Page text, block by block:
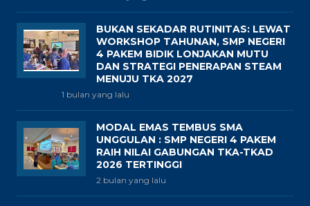
BUKAN SEKADAR RUTINITAS: LEWAT
WORKSHOP TAHUNAN, SMP NEGERI
4 PAKEM BIDIK LONJAKAN MUTU
DAN STRATEGI PENERAPAN STEAM
MENUJU TKA 2027
1 bulan yang lalu
MODAL EMAS TEMBUS SMA
UNGGULAN : SMP NEGERI 4 PAKEM
RAIH NILAI GABUNGAN TKA-TKAD
2026 TERTINGGI
2 bulan yang lalu